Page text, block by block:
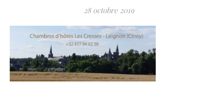
28 octobre 2019